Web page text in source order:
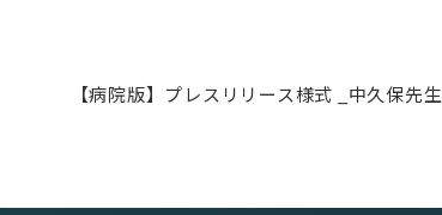
【病院版】プレスリリース様式 _中久保先生